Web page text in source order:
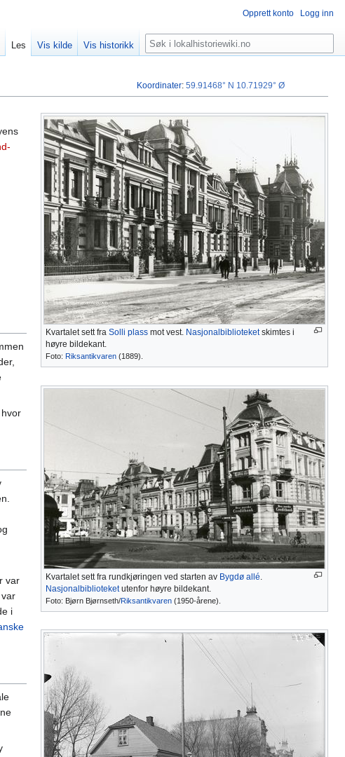
Kvartalet sett fra Solli plass mot vest. Nasjonalbiblioteketskimtes i
høyre bildekant.
Foto: Riksantikvaren (1889).
Kvartalet sett fra rundkjøringen ved starten av Bygdø allé
Nasjonalbiblioteketutenfor høyre bildekant.
Foto: Bjørn Bjørnseth/Riksantikvaren (1950-årene).
var
i
Koordinater:59.91468° N 10.71929° Ø
Opprett konto Logg inn
Les Vis kilde Vis historikk Søk